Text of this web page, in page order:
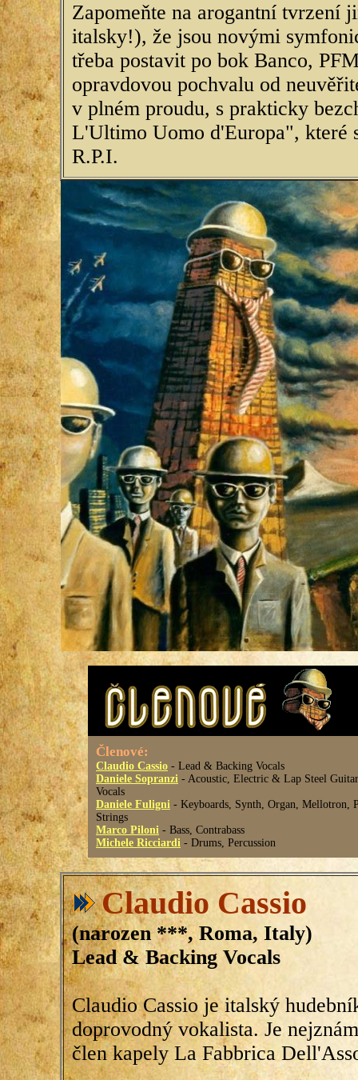
Zapomeňte na arogantní tvrzení
italsky!), že jsou novými
třeba postavit po bok Banco,
opravdovou pochvalu od
v plném proudu, s prakticky
L'Ultimo Uomo d'Europa", které
R.P.I.
Členové:
Claudio Cassio - Lead & Backing Vocals
Daniele Sopranzi - Acoustic, Electric & Lap Steel
Vocals
Daniele Fuligni - Keyboards, Synth, Organ, Mellotron,
Strings
Marco Piloni - Bass, Contrabass
Michele Ricciardi - Drums, Percussion
Claudio Cassio
(narozen ***, Roma, Italy)
Lead & Backing Vocals
Claudio Cassio je italský
doprovodný vokalista. Je
člen kapely La Fabbrica